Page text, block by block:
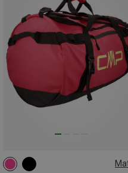
40L